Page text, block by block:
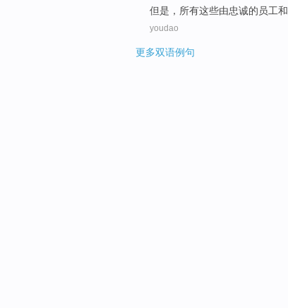
但是 ， 所有这些由忠诚的员工和
youdao
更多双语例句